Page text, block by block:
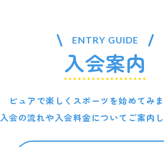
ENTRY GUIDE
入会案内
ピュアで楽しくスポーツを始めてみま
入会の流れや入会料金についてご案内し